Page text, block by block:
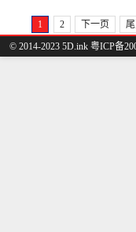
1 2 下一页
© 2014-2023 5D.ink 粤ICP备